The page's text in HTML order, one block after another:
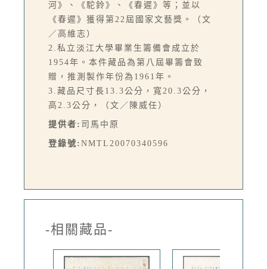
河》、《駝鈴》、《春遲》等；並以
《春遲》獲得第22屆國家文藝獎。（文
／高維志）
2.私立淡江大學畢業生籌備會成立於
1954年。本件藏品為第八屆畢籌會致
贈，推測製作年份為1961年。
3.藏品尺寸長13.3公分，寬20.3公分，
高2.3公分，（文／陳威任）
提供者: 司馬中原
登錄號: NMTL20070340596
-相關藏品-